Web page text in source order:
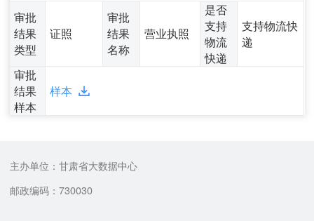
审批
结果
类型
证照
审批
结果
名称
营业执照
是否
支持
物流
快递
支持物流快
递
审批
结果
样本
样本
主办单位：甘肃省大数据中心
邮政编码：730030